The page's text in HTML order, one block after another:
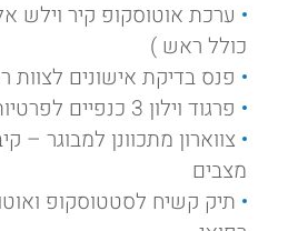
ערכת אוטוסקופ קיר וילש
כולל ראש )
פנס בדיקת אישונים לצוות
פרגוד וילון 3 כנפיים לפרטיות מטופלים
מצבים
תיק קשיח לסטטוסקופ